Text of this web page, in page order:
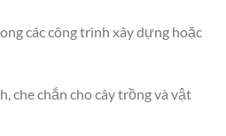
các công trình xây dựng hoặc
che chắn cho cây trồng và vật